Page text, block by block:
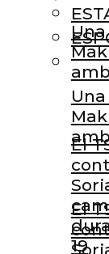
El
19
El